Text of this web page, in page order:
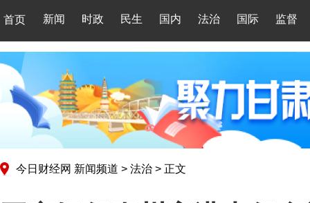
首页 新闻 时政 民生 国内 法治 国际 监督
今日财经网 新闻频道 > 法治 > 正文